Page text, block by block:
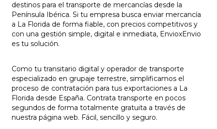
destinos para el transporte de mercancías desde la
Península Ibérica. Si tu empresa busca enviar mercancía
a La Florida de forma fiable, con precios competitivos y
con una gestión simple, digital e inmediata, EnvioxEnvio
es tu solución.
Como tu transitario digital y operador de transporte
especializado en grupaje terrestre, simplificamos el
proceso de contratación para tus exportaciones a La
Florida desde España. Contrata transporte en pocos
segundos de forma totalmente gratuita a través de
nuestra página web. Fácil, sencillo y seguro.